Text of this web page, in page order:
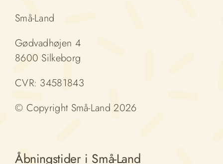
Små-Land
Gødvadhøjen 4
8600 Silkeborg
CVR: 34581843
© Copyright Små-Land 2026
Åbningstider i Små-Land